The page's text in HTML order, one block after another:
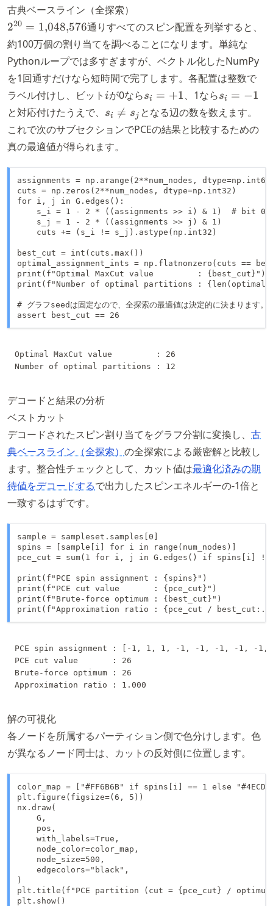
古典ベースライン（全探索）
2^{20} =
1{,}048{,}576
220 = 1,048,576通りすべてのスピン配置を列挙すると、
約100万個の割り当てを調べることになります。単純な
Pythonループでは多すぎますが、ベクトル化したNumPy
を1回通すだけなら短時間で完了します。各配置は整数で
ラベル付けし、ビットi
iが0ならs_i
=
+1
si = +1、 1ならs_i
=
-1
si = −1
と対応付けたうえで、 s_i
\neq
s_j
si 
= sj となる辺の数を数えます。
これで次のサブセクションでPCEの結果と比較するための
真の最適値が得られます。
assignments = np.arange(2**num_nodes,
cuts = np.zeros(2**num_nodes, dtype=np.int32)
for i, j in G.edges():
s_i = 1 - 2 * ((assignments >> i) & 1)  # bit 0
    s_j = 1 - 2 * ((assignments >> j) & 1)
    cuts += (s_i != s_j).astype(np.int32)
best_cut = int(cuts.max())
optimal_assignment_ints = np.flatnonzero(cuts ==
print(f"Optimal MaxCut value         : {best_cut}")
print(f"Number of optimal partitions :
# グラフseedは固定なので、全探索の最適値は決定的に決まります。
assert best_cut == 26
Optimal MaxCut value         : 26
デコードと結果の分析
ベストカット
デコードされたスピン割り当てをグラフ分割に変換し、 古
典ベースライン（全探索） の全探索による厳密解と比較し
ます。整合性チェックとして、カット値は最適化済みの期
待値をデコードするで出力したスピンエネルギーの-1倍と
一致するはずです。
sample = sampleset.samples[0]
spins = [sample[i] for i in range(num_nodes)]
pce_cut = sum(1 for i, j in G.edges() if spins[i]
print(f"PCE spin assignment : {spins}")
print(f"PCE cut value       : {pce_cut}")
print(f"Brute-force optimum : {best_cut}")
print(f"Approximation ratio : {pce_cut /
PCE spin assignment : [-1, 1, 1, -1, -1, -1, -1,
PCE cut value       : 26
Brute-force optimum : 26
解の可視化
各ノードを所属するパーティション側で色分けします。色
が異なるノード同士は、カットの反対側に位置します。
color_map = ["#FF6B6B" if spins[i] == 1 else
plt.figure(figsize=(6, 5))
nx.draw(
    G,
    pos,
    with_labels=True,
    node_color=color_map,
    node_size=500,
    edgecolors="black",
)
plt.title(f"PCE partition (cut = {pce_cut} /
plt.show()